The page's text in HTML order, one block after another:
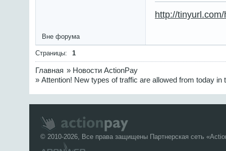
http://
Вне форума
Страницы: 1
Главная » Новости ActionPay
» Attention! New types of traffiс are allowed from today in
© 2010-2026, Все права защищены Партнерская сеть «